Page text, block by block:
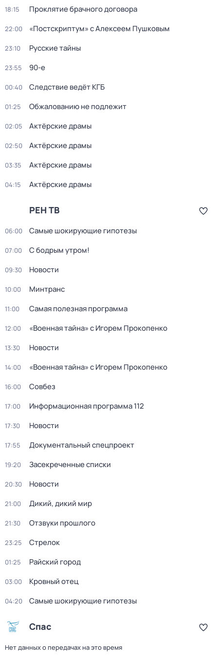
18:15 Проклятие брачного договора
22:00 «Постскриптум» с Алексеем Пушковым
23:10 Русские тайны
23:55 90-е
00:40 Следствие ведёт КГБ
01:25 Обжалованию не подлежит
02:05 Актёрские драмы
02:50 Актёрские драмы
03:35 Актёрские драмы
04:15 Актёрские драмы
РЕН ТВ
06:00 Самые шoкиpующие гипотезы
07:00 С бодрым утром!
09:30 Новости
10:00 Минтранс
11:00 Самая полезная программа
12:00 «Военная тайна» с Игорем Прокопенко
13:30 Новости
14:00 «Военная тайна» с Игорем Прокопенко
16:00 Совбез
17:00 Информационная программа 112
17:30 Новости
17:55 Документальный спецпроект
19:20 Заcекрeченные списки
20:30 Новости
21:00 Дикий, дикий мир
21:30 Отзвуки прошлого
23:25 Стрелок
01:25 Райский город
03:00 Кровный отец
04:20 Самые шoкиpующие гипотезы
Спас
Нет данных о передачах на это время